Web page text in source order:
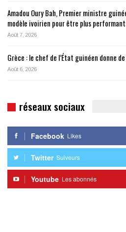
Amadou Oury Bah, Premier ministre
modèle ivoirien pour être plus
Août 7, 2026
Grèce : le chef de l’État guinéen donne
Août 6, 2026
réseaux sociaux
Facebook Likes
Twitter Suiveurs
Youtube Les abonnés